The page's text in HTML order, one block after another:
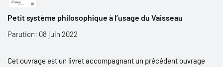
Petit système philosophique à l’usage du Vaisseau
Parution: 08 juin 2022
Cet ouvrage est un livret accompagnant un précédent ouvrage